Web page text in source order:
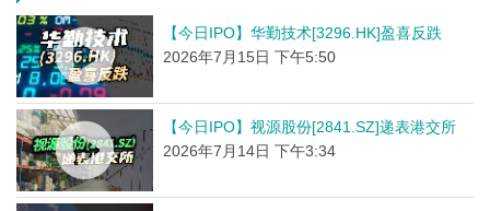
【今日IPO】华勤技术[3296.HK]盈喜反跌
2026年7月15日 下午5:50
【今日IPO】视源股份[2841.SZ]递表港交所
2026年7月14日 下午3:34